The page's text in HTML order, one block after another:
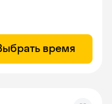
время